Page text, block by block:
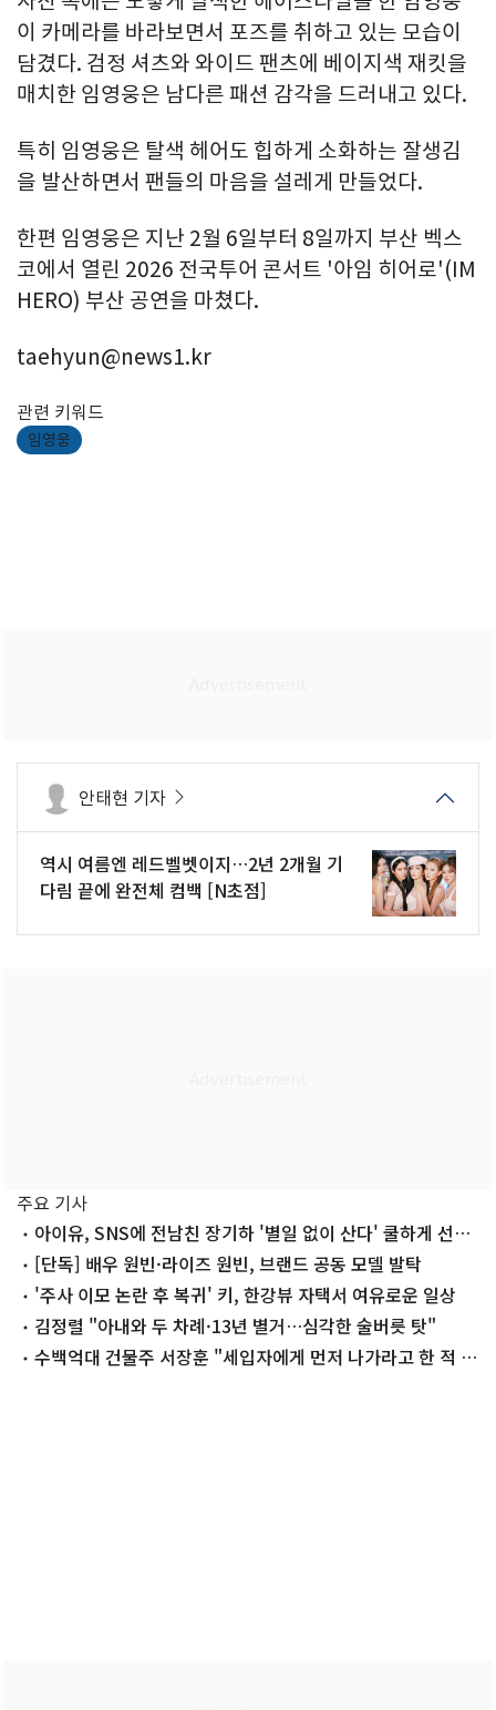
이 카메라를 바라보면서 포즈를 취하고 있는 모습이
담겼다. 검정 셔츠와 와이드 팬츠에 베이지색 재킷을
매치한 임영웅은 남다른 패션 감각을 드러내고 있다.
특히 임영웅은 탈색 헤어도 힙하게 소화하는 잘생김
을 발산하면서 팬들의 마음을 설레게 만들었다.
한편 임영웅은 지난 2월 6일부터 8일까지 부산 벡스
코에서 열린 2026 전국투어 콘서트 '아임 히어로'(IM
HERO) 부산 공연을 마쳤다.
taehyun@news1.kr
관련 키워드
임영웅
안태현 기자
역시 여름엔 레드벨벳이지…2년 2개월 기
다림 끝에 완전체 컴백 [N초점]
주요 기사
아이유, SNS에 전남친 장기하 '별일 없이 산다' 쿨하게 선곡
'깜짝'
[단독] 배우 원빈·라이즈 원빈, 브랜드 공동 모델 발탁
'주사 이모 논란 후 복귀' 키, 한강뷰 자택서 여유로운 일상
김정렬 "아내와 두 차례·13년 별거…심각한 술버릇 탓"
수백억대 건물주 서장훈 "세입자에게 먼저 나가라고 한 적 없